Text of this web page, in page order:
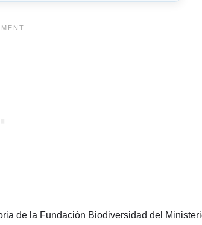
de la Fundación Biodiversidad del